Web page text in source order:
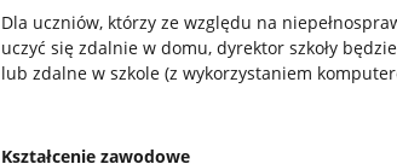
Dla uczniów, którzy ze względu na
uczyć się zdalnie w domu, dyrektor szkoły
lub zdalne w szkole (z wykorzystaniem
Kształcenie zawodowe